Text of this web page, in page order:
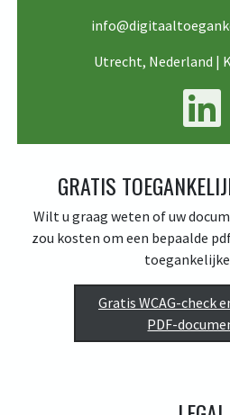
Utrecht, Nederland |
GRATIS
Wilt u graag weten of uw
zou kosten om een bepaalde
Gratis WCAG-check
PDF-